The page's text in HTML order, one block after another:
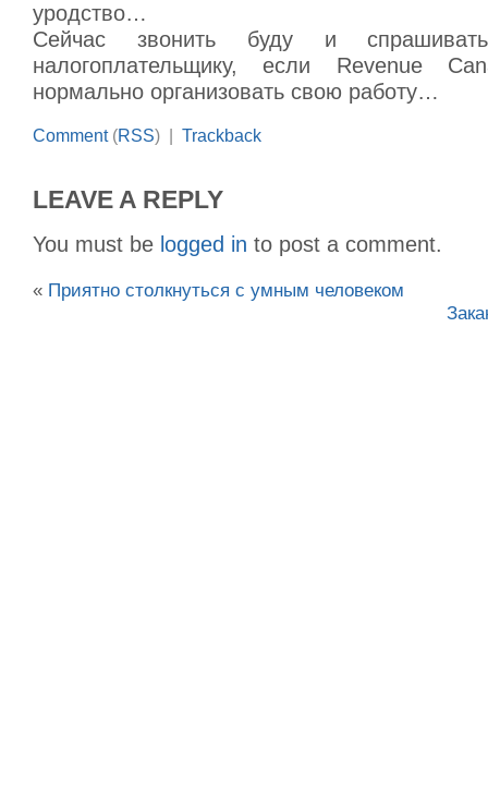
уродство…
Сейчас звонить буду и
налогоплательщику, если Revenue
нормально организовать свою работу…
Comment(RSS) | Trackback
LEAVE A REPLY
You must be logged in to post a comment.
« Приятно столкнуться с умным человеком